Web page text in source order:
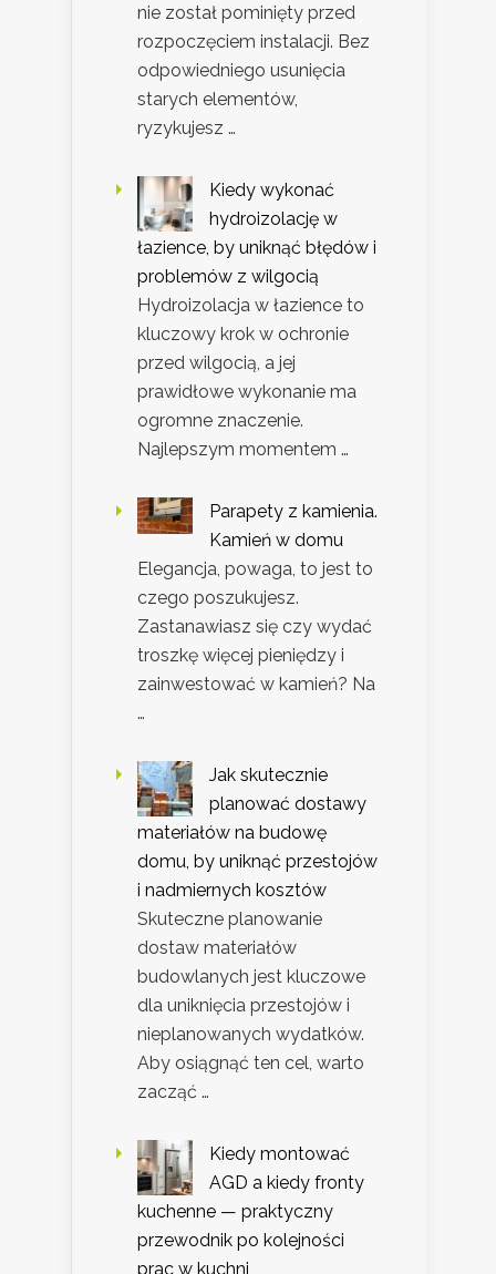
nie został pominięty przed
rozpoczęciem instalacji. Bez
odpowiedniego usunięcia
starych elementów,
ryzykujesz …
Kiedy wykonać
hydroizolację w
łazience, by uniknąć błędów i
problemów z wilgocią
Hydroizolacja w łazience to
kluczowy krok w ochronie
przed wilgocią, a jej
prawidłowe wykonanie ma
ogromne znaczenie.
Najlepszym momentem …
Parapety z kamienia.
Kamień w domu
Elegancja, powaga, to jest to
czego poszukujesz.
Zastanawiasz się czy wydać
troszkę więcej pieniędzy i
zainwestować w kamień? Na
…
Jak skutecznie
planować dostawy
materiałów na budowę
domu, by uniknąć przestojów
i nadmiernych kosztów
Skuteczne planowanie
dostaw materiałów
budowlanych jest kluczowe
dla uniknięcia przestojów i
nieplanowanych wydatków.
Aby osiągnąć ten cel, warto
zacząć …
Kiedy montować
AGD a kiedy fronty
kuchenne — praktyczny
przewodnik po kolejności
prac w kuchni